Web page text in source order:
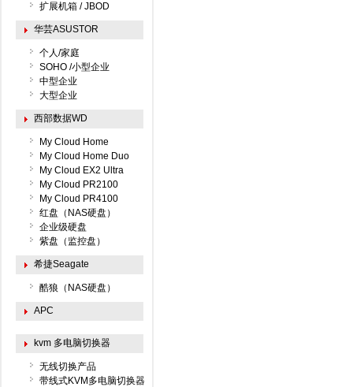
扩展机箱 / JBOD
华芸ASUSTOR
个人/家庭
SOHO /小型企业
中型企业
大型企业
西部数据WD
My Cloud Home
My Cloud Home Duo
My Cloud EX2 Ultra
My Cloud PR2100
My Cloud PR4100
红盘（NAS硬盘）
企业级硬盘
紫盘（监控盘）
希捷Seagate
酷狼（NAS硬盘）
APC
kvm 多电脑切换器
无线切换产品
带线式KVM多电脑切换器